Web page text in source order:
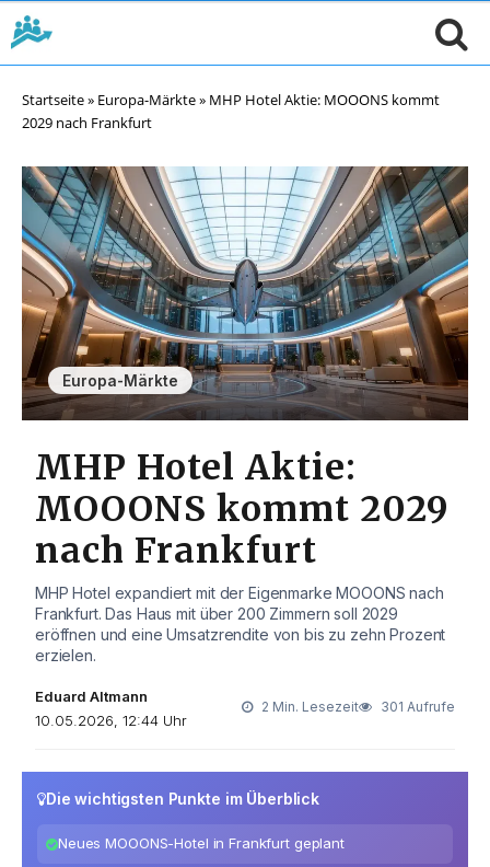
Startseite» Europa-Märkte» MHP Hotel Aktie: MOOONS kommt
2029 nach Frankfurt
Europa-Märkte
MHP Hotel Aktie:
MOOONS kommt 2029
nach Frankfurt
MHP Hotel expandiert mit der Eigenmarke MOOONS nach
Frankfurt. Das Haus mit über 200 Zimmern soll 2029
eröffnen und eine Umsatzrendite von bis zu zehn Prozent
erzielen.
Eduard Altmann
10.05.2026, 12:44 Uhr
2 Min. Lesezeit 301 Aufrufe
Die wichtigsten Punkte im Überblick
Neues MOOONS-Hotel in Frankfurt geplant